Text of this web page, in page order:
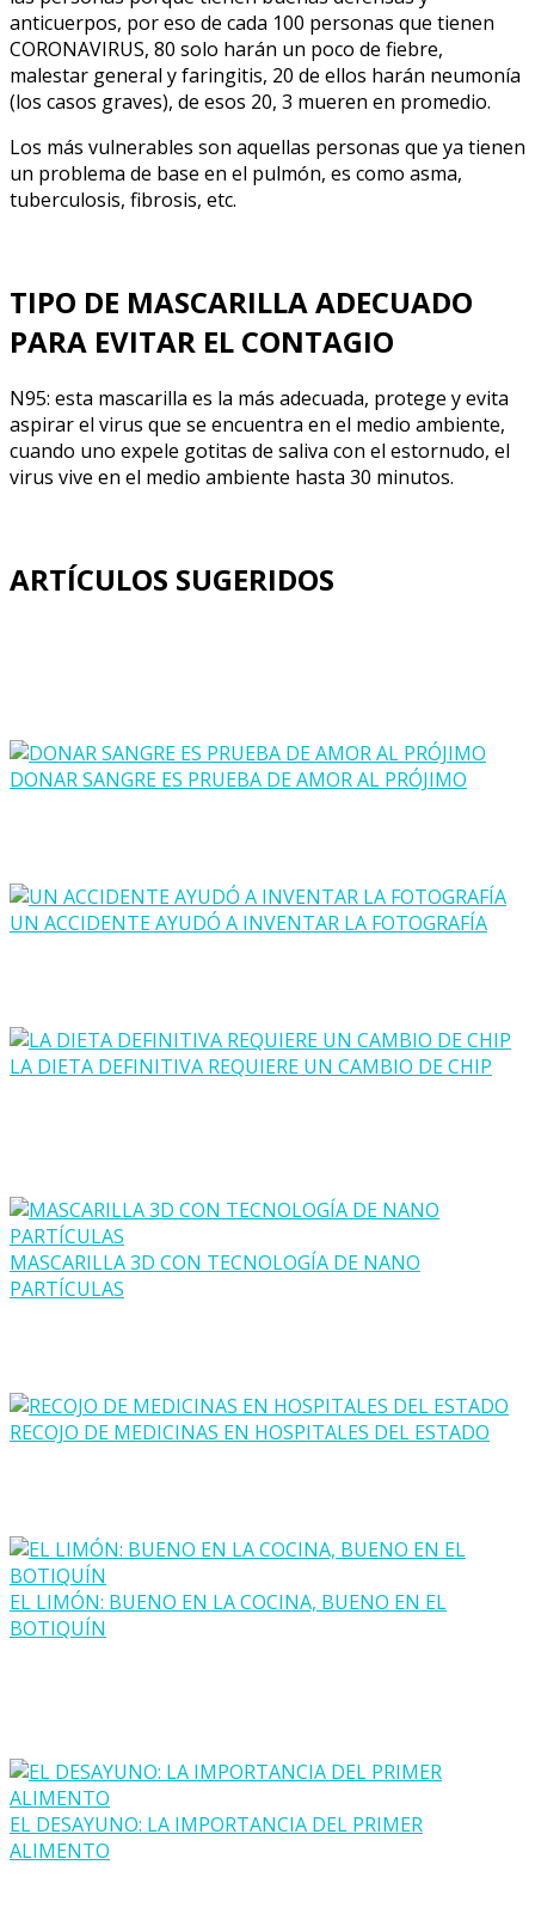
anticuerpos, por eso de cada 100 personas que tienen
CORONAVIRUS, 80 solo harán un poco de fiebre,
malestar general y faringitis, 20 de ellos harán neumonía
(los casos graves), de esos 20, 3 mueren en promedio.
Los más vulnerables son aquellas personas que ya tienen
un problema de base en el pulmón, es como asma,
tuberculosis, fibrosis, etc.
TIPO DE MASCARILLA ADECUADO
PARA EVITAR EL CONTAGIO
N95: esta mascarilla es la más adecuada, protege y evita
aspirar el virus que se encuentra en el medio ambiente,
cuando uno expele gotitas de saliva con el estornudo, el
virus vive en el medio ambiente hasta 30 minutos.
ARTÍCULOS SUGERIDOS
DONAR SANGRE ES PRUEBA DE AMOR AL PRÓJIMO
UN ACCIDENTE AYUDÓ A INVENTAR LA FOTOGRAFÍA
LA DIETA DEFINITIVA REQUIERE UN CAMBIO DE CHIP
MASCARILLA 3D CON TECNOLOGÍA DE NANO
PARTÍCULAS
RECOJO DE MEDICINAS EN HOSPITALES DEL ESTADO
EL LIMÓN: BUENO EN LA COCINA, BUENO EN EL
BOTIQUÍN
EL DESAYUNO: LA IMPORTANCIA DEL PRIMER
ALIMENTO